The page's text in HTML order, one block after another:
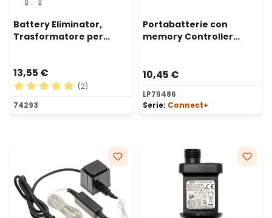
Battery Eliminator,
Trasformatore per
interno
13,55 €
Valutazione media di 5 su 5 stelle
(2)
74293
Portabatterie con
memory Controller
10,45 €
LP79486
Serie: Connect+